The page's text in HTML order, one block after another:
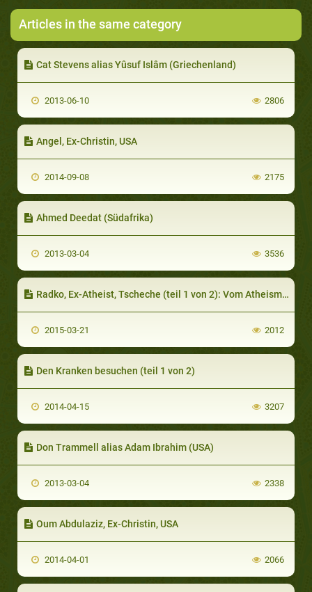
Articles in the same category
Cat Stevens alias Yûsuf Islâm (Griechenland)
2013-06-10 2806
Angel, Ex-Christin, USA
2014-09-08 2175
Ahmed Deedat (Südafrika)
2013-03-04 3536
Radko, Ex-Atheist, Tscheche (teil 1 von 2): Vom Atheismus zum Christentum
2015-03-21 2012
Den Kranken besuchen (teil 1 von 2)
2014-04-15 3207
Don Trammell alias Adam Ibrahim (USA)
2013-03-04 2338
Oum Abdulaziz, Ex-Christin, USA
2014-04-01 2066